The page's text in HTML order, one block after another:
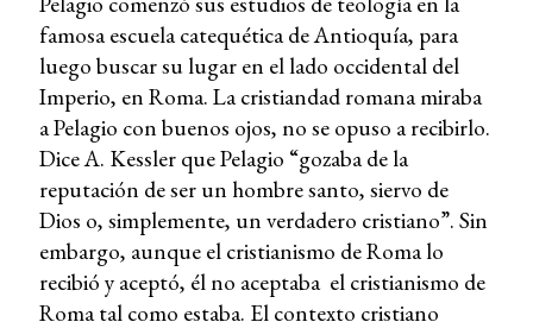
famosa escuela catequética de Antioquía, para
luego buscar su lugar en el lado occidental del
Imperio, en Roma. La cristiandad romana miraba
a Pelagio con buenos ojos, no se opuso a recibirlo.
Dice A. Kessler que Pelagio “gozaba de la
reputación de ser un hombre santo, siervo de
Dios o, simplemente, un verdadero cristiano”. Sin
embargo, aunque el cristianismo de Roma lo
recibió y aceptó, él no aceptaba el cristianismo de
Roma tal como estaba. El contexto cristiano